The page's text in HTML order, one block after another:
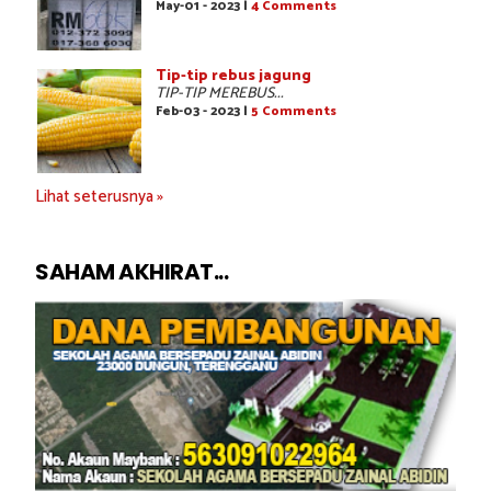
May-01 - 2023 | 4 Comments
Tip-tip rebus jagung
TIP-TIP MEREBUS...
Feb-03 - 2023 | 5 Comments
Lihat seterusnya »
SAHAM AKHIRAT...